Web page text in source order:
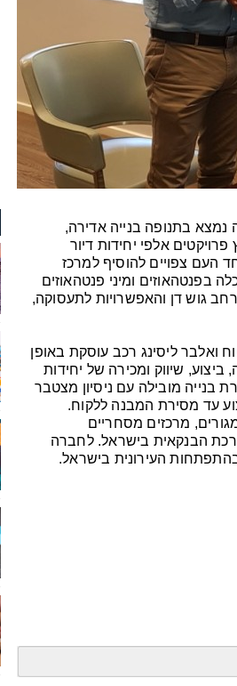
נמצא בתנופה בנייה אדירה,
אלפי יחידות דיור
העם צפויים להוסיף למרכז
בפנטהאוזים ומיני פנטהאוזים
גוש דן והאפשרויות לתעסוקה,
ליסינג רכב עוסקת באופן
שיווק ומכירה של יחידות
בנייה מובילה עם ניסיון מצטבר
עד מסירת המבנה ללקוח.
מרכזים מסחריים
הבנקאית בישראל. לחברה
העירונית בישראל.